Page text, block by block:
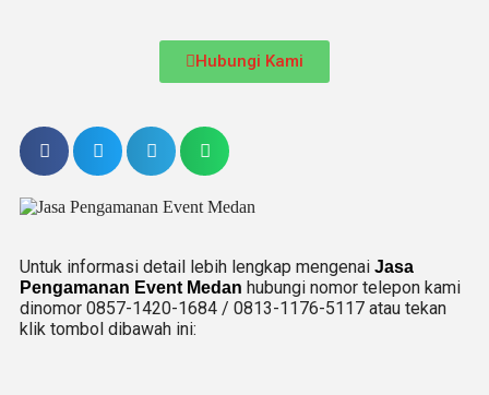
Hubungi Kami
Untuk informasi detail lebih lengkap mengenai Jasa
Pengamanan Event Medan hubungi nomor telepon kami
dinomor 0857-1420-1684 / 0813-1176-5117 atau tekan
klik tombol dibawah ini: